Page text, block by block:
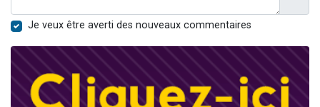
Je veux être averti des nouveaux commentaires